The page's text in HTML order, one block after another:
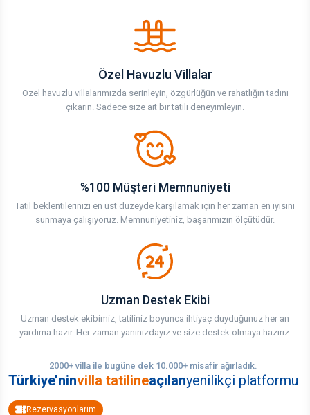
Özel Havuzlu Villalar
Özel havuzlu villalarımızda serinleyin, özgürlüğün ve rahatlığın tadını
çıkarın. Sadece size ait bir tatili deneyimleyin.
%100 Müşteri Memnuniyeti
Tatil beklentilerinizi en üst düzeyde karşılamak için her zaman en iyisini
sunmaya çalışıyoruz. Memnuniyetiniz, başarımızın ölçütüdür.
Uzman Destek Ekibi
Uzman destek ekibimiz, tatiliniz boyunca ihtiyaç duyduğunuz her an
yardıma hazır. Her zaman yanınızdayız ve size destek olmaya hazırız.
2000+ villa ile bugüne dek 10.000+ misafir ağırladık.
Türkiye’ninvilla tatilineaçılanyenilikçi platformu
Rezervasyonlarım